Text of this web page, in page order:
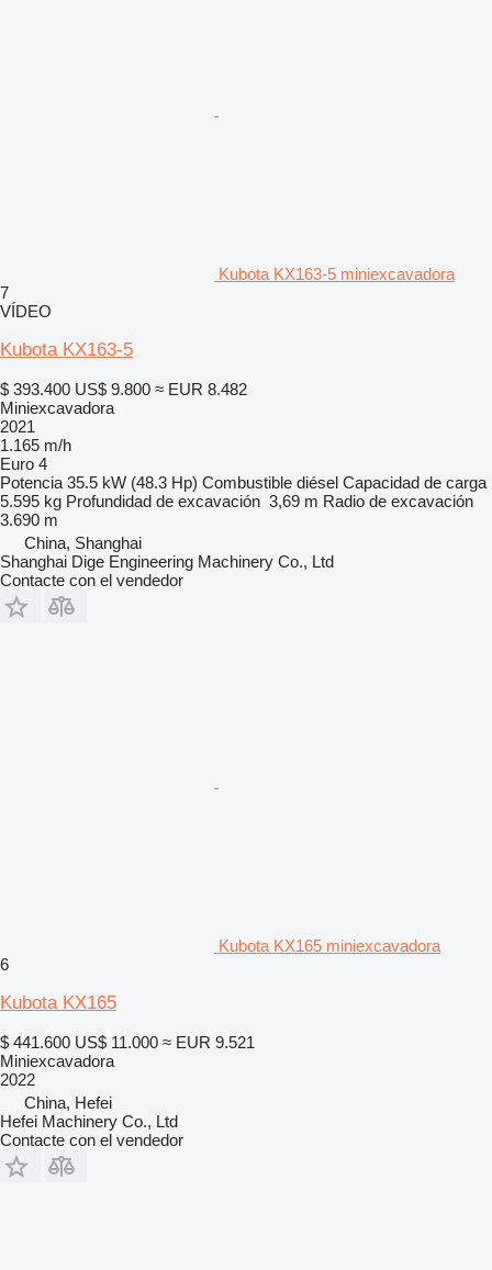
Kubota KX163-5 miniexcavadora
7
VÍDEO
Kubota KX163-5
$ 393.400 US$ 9.800 ≈ EUR 8.482
Miniexcavadora
2021
1.165 m/h
Euro 4
Potencia 35.5 kW (48.3 Hp) Combustible diésel Capacidad de carga
5.595 kg Profundidad de excavación 3,69 m Radio de excavación
3.690 m
China, Shanghai
Shanghai Dige Engineering Machinery Co., Ltd
Contacte con el vendedor
Kubota KX165 miniexcavadora
6
Kubota KX165
$ 441.600 US$ 11.000 ≈ EUR 9.521
Miniexcavadora
2022
China, Hefei
Hefei Machinery Co., Ltd
Contacte con el vendedor